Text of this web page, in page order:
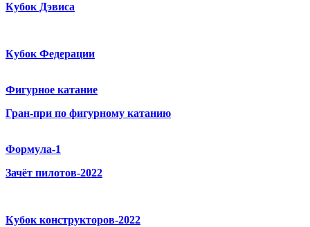
Кубок Дэвиса
Кубок Федерации
Фигурное катание
Гран-при по фигурному катанию
Формула-1
Зачёт пилотов-2022
Кубок конструкторов-2022